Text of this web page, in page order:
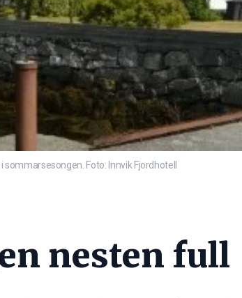
Foto: Innvik Fjordhotell
nesten full